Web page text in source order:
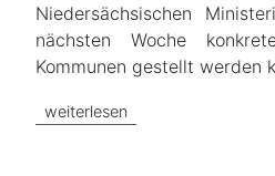
Niedersächsischen
nächsten Woche
Kommunen gestellt werden
weiterlesen